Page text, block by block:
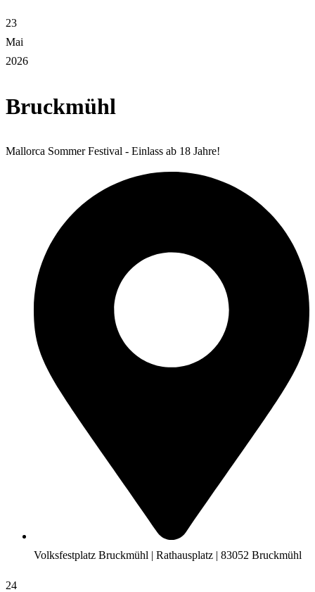
23
Mai
2026
Bruckmühl
Mallorca Sommer Festival - Einlass ab 18 Jahre!
Volksfestplatz Bruckmühl | Rathausplatz | 83052 Bruckmühl
24